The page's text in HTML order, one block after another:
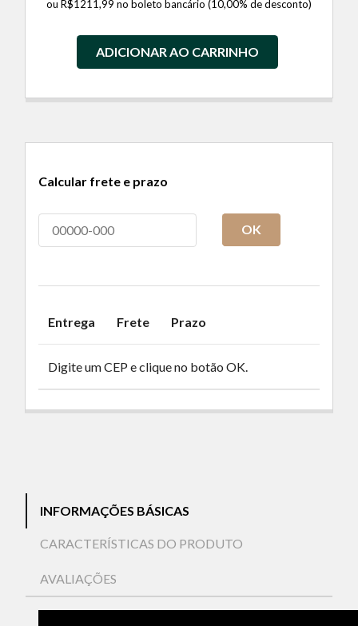
ou R$1211,99 no boleto bancário (10,00% de desconto)
ADICIONAR AO CARRINHO
Calcular frete e prazo
OK
Entrega Frete Prazo
Digite um CEP e clique no botão OK.
INFORMAÇÕES BÁSICAS
CARACTERÍSTICAS DO PRODUTO
AVALIAÇÕES